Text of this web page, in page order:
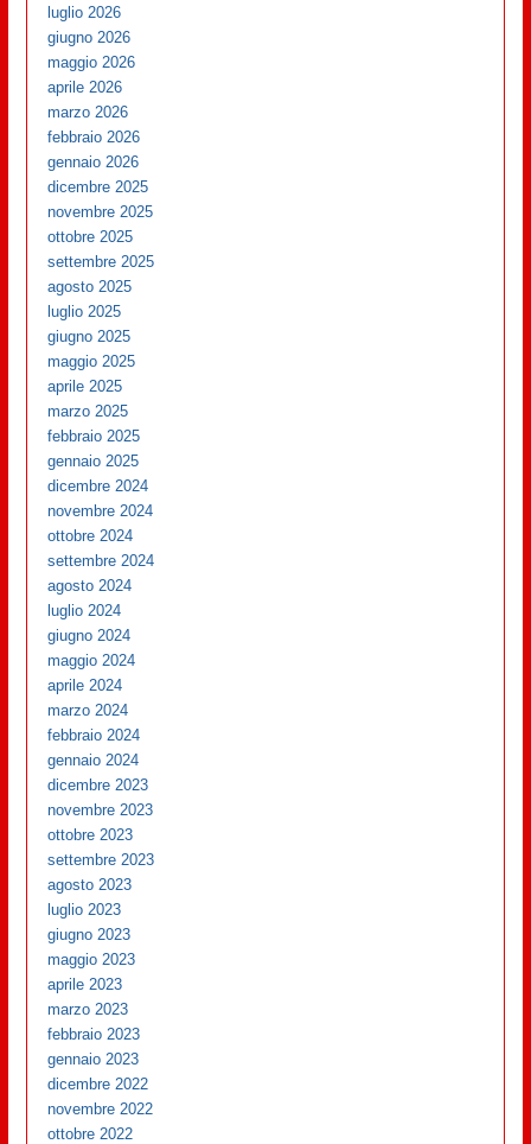
luglio 2026
giugno 2026
maggio 2026
aprile 2026
marzo 2026
febbraio 2026
gennaio 2026
dicembre 2025
novembre 2025
ottobre 2025
settembre 2025
agosto 2025
luglio 2025
giugno 2025
maggio 2025
aprile 2025
marzo 2025
febbraio 2025
gennaio 2025
dicembre 2024
novembre 2024
ottobre 2024
settembre 2024
agosto 2024
luglio 2024
giugno 2024
maggio 2024
aprile 2024
marzo 2024
febbraio 2024
gennaio 2024
dicembre 2023
novembre 2023
ottobre 2023
settembre 2023
agosto 2023
luglio 2023
giugno 2023
maggio 2023
aprile 2023
marzo 2023
febbraio 2023
gennaio 2023
dicembre 2022
novembre 2022
ottobre 2022